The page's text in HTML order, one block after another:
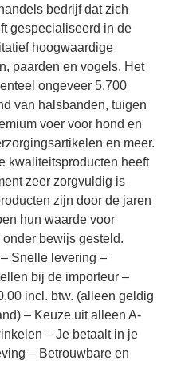
bedrijf dat zich
gespecialiseerd in de
hoogwaardige
paarden en vogels. Het
ongeveer 5.700
van halsbanden, tuigen
voer voor hond en
en meer.
kwaliteitsproducten heeft
zeer zorgvuldig is
zijn door de jaren
hun waarde voor
bewijs gesteld.
Snelle levering –
bij de importeur –
incl. btw. (alleen geldig
– Keuze uit alleen A-
– Je betaalt in je
– Betrouwbare en